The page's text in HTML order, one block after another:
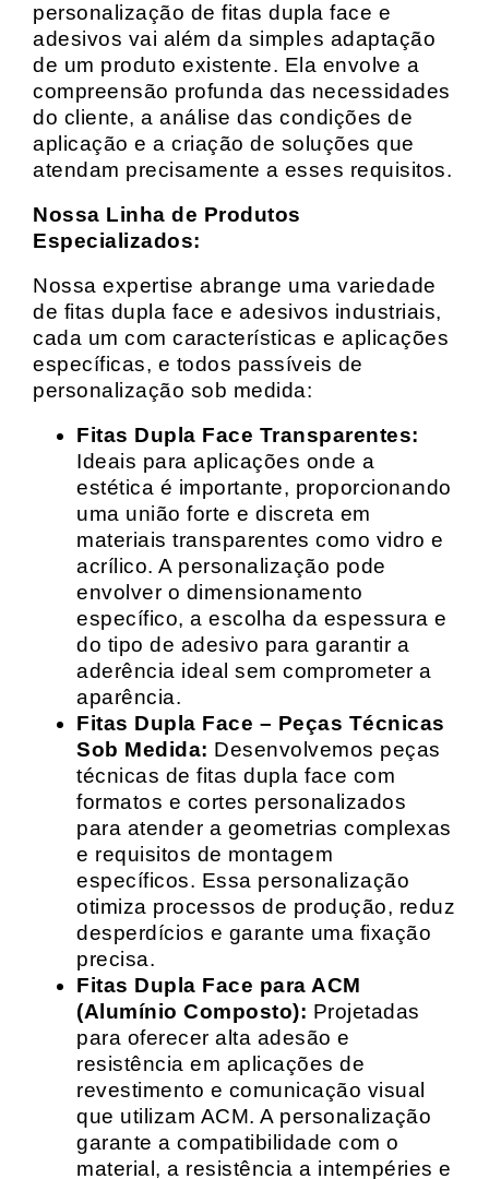
personalização de fitas dupla face e
adesivos vai além da simples adaptação
de um produto existente. Ela envolve a
compreensão profunda das necessidades
do cliente, a análise das condições de
aplicação e a criação de soluções que
atendam precisamente a esses requisitos.
Nossa Linha de Produtos
Especializados:
Nossa expertise abrange uma variedade
de fitas dupla face e adesivos industriais,
cada um com características e aplicações
específicas, e todos passíveis de
personalização sob medida:
Fitas Dupla Face Transparentes:
Ideais para aplicações onde a
estética é importante, proporcionando
uma união forte e discreta em
materiais transparentes como vidro e
acrílico. A personalização pode
envolver o dimensionamento
específico, a escolha da espessura e
do tipo de adesivo para garantir a
aderência ideal sem comprometer a
aparência.
Fitas Dupla Face – Peças Técnicas
Sob Medida: Desenvolvemos peças
técnicas de fitas dupla face com
formatos e cortes personalizados
para atender a geometrias complexas
e requisitos de montagem
específicos. Essa personalização
otimiza processos de produção, reduz
desperdícios e garante uma fixação
precisa.
Fitas Dupla Face para ACM
(Alumínio Composto): Projetadas
para oferecer alta adesão e
resistência em aplicações de
revestimento e comunicação visual
que utilizam ACM. A personalização
garante a compatibilidade com o
material, a resistência a intempéries e